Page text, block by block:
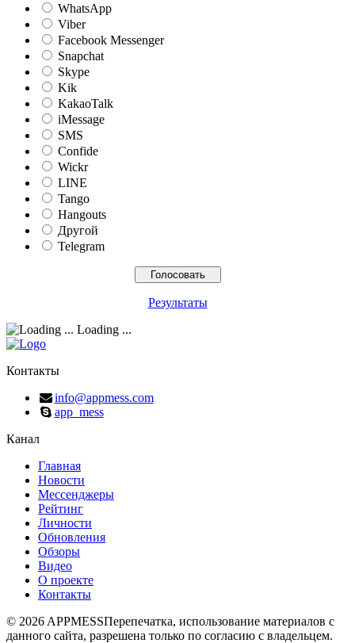
WhatsApp
Viber
Facebook Messenger
Snapchat
Skype
Kik
KakaoTalk
iMessage
SMS
Confide
Wickr
LINE
Tango
Hangouts
Другой
Telegram
Результаты
Loading ...
Контакты
info@appmess.com
app_mess
Канал
Главная
Новости
Мессенджеры
Рейтинг
Личности
Обновления
Обзоры
Видео
О проекте
Контакты
© 2026 APPMESSПерепечатка, использование материалов с
данного сайта, разрешена только по согласию с владельцем.